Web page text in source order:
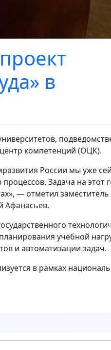
в
компетенций (ОЦК).
России мы уже
Задача на этот
— отметил
Афанасьев.
учебной
и автоматизации задач.
в рамках